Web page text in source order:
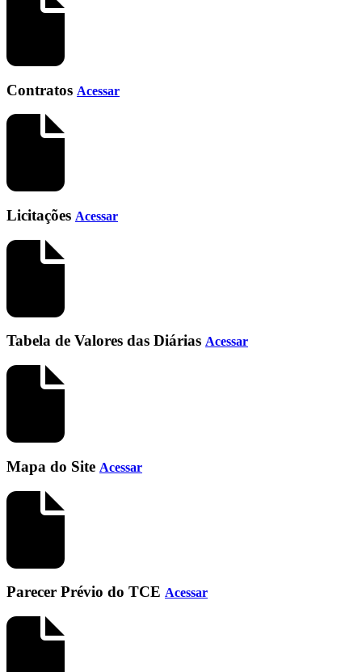
Contratos Acessar
Licitações Acessar
Tabela de Valores das Diárias Acessar
Mapa do Site Acessar
Parecer Prévio do TCE Acessar